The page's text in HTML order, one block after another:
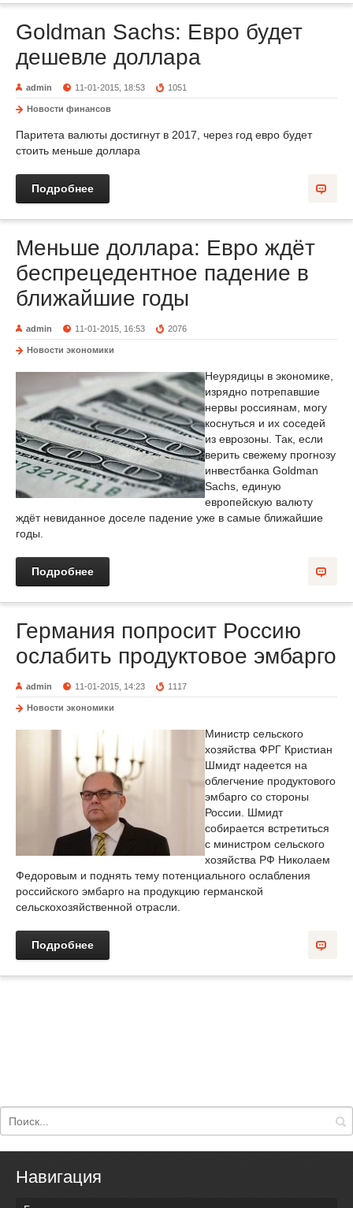
Goldman Sachs: Евро будет
дешевле доллара
admin 11-01-2015, 18:53 1051
Новости финансов
Паритета валюты достигнут в 2017, через год евро будет
стоить меньше доллара
Подробнее
Меньше доллара: Евро ждёт
беспрецедентное падение в
ближайшие годы
admin 11-01-2015, 16:53 2076
Новости экономики
Неурядицы в экономике,
изрядно потрепавшие
нервы россиянам, могу
коснуться и их соседей
из еврозоны. Так, если
верить свежему прогнозу
инвестбанка Goldman
Sachs, единую
европейскую валюту
ждёт невиданное доселе падение уже в самые ближайшие
годы.
Подробнее
Германия попросит Россию
ослабить продуктовое эмбарго
admin 11-01-2015, 14:23 1117
Новости экономики
Министр сельского
хозяйства ФРГ Кристиан
Шмидт надеется на
облегчение продуктового
эмбарго со стороны
России. Шмидт
собирается встретиться
с министром сельского
хозяйства РФ Николаем
Федоровым и поднять тему потенциального ослабления
российского эмбарго на продукцию германской
сельскохозяйственной отрасли.
Подробнее
Навигация